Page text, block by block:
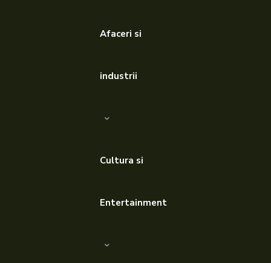
Afaceri si
industrii
Cultura si
Entertainment